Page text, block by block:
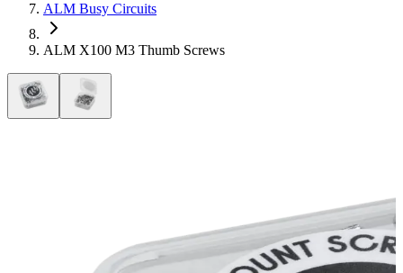
ALM Busy Circuits
ALM X100 M3 Thumb Screws